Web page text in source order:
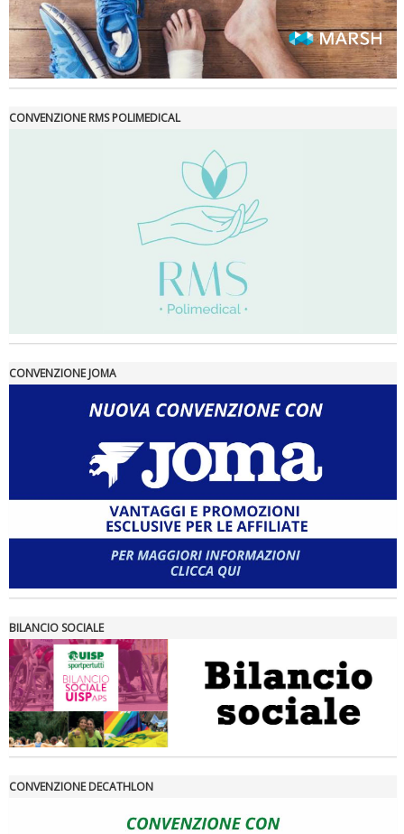
La formazione Uisp rallenta ma prosegue anche in estate
Tiziano Pesce nel Cda di Fondazione Terzjus: prima riunione a
Roma
CONVENZIONE RMS POLIMEDICAL
CONVENZIONE JOMA
BILANCIO SOCIALE
CONVENZIONE DECATHLON